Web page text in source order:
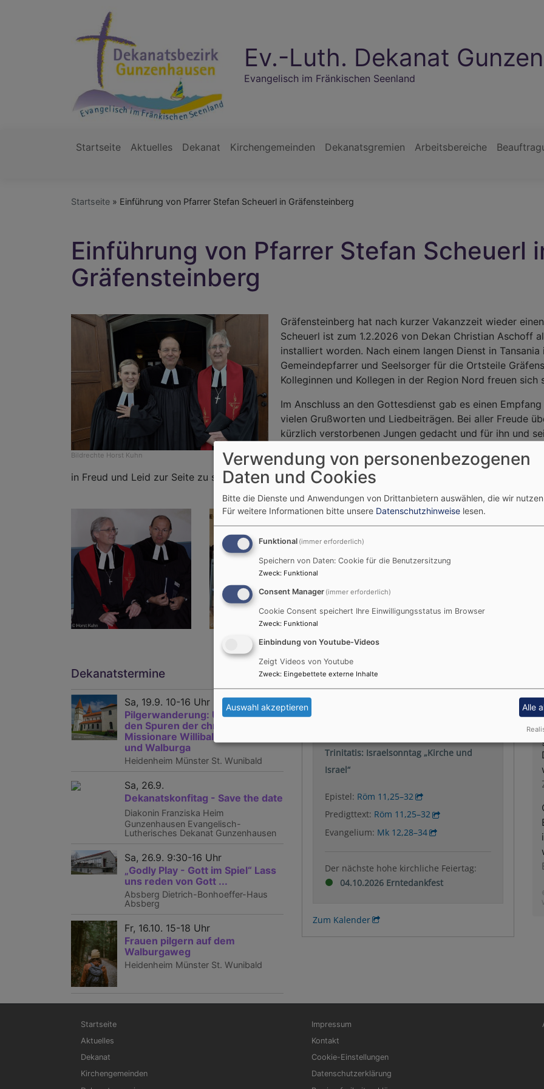
Ev.-Luth. Dekanat
Evangelisch im Fränkischen Seenland
Startseite Aktuelles Dekanat Kirchengemeinden Dekanatsgremien Arbeitsbereiche
Startseite Einführung von Pfarrer Stefan Scheuerl in Gräfensteinberg
Einführung von Pfarrer Stefan Scheuerl
Gräfensteinberg
Bildrechte Horst Kuhn
Gräfensteinberg hat nach kurzer Vakanzzeit wieder
Scheuerl ist zum 1.2.2026 von Dekan Christian Aschoff
installiert worden. Nach einem langen Dienst in
Gemeindepfarrer und Seelsorger für die Ortsteile
Kolleginnen und Kollegen in der Region Nord freuen sich
Im Anschluss an den Gottesdienst gab es einen
vielen Grußworten und Liedbeiträgen. Bei aller Freude
kürzlich verstorbenen Jungen gedacht und für ihn und
an diesem Tag eng beieinander, was deutlich machte,
zusammenstehen sollte und wie gut es ist, dass wieder
in Freud und Leid zur Seite zu stehen.
Dekanatstermine
Sa, 19.9. 10-16 Uhr
Pilgerwanderung: Unterwegs auf
den Spuren der christlichen
Missionare Willibald, Wunibald
und Walburga
Heidenheim Münster St. Wunibald
Sa, 26.9.
Dekanatskonfitag - Save the date
Diakonin Franziska Heim
Gunzenhausen Evangelisch-
Lutherisches Dekanat Gunzenhausen
Sa, 26.9. 9:30-16 Uhr
„Godly Play - Gott im Spiel“ Lass
uns reden von Gott ...
Absberg Dietrich-Bonhoeffer-Haus
Absberg
Fr, 16.10. 15-18 Uhr
Frauen pilgern auf dem
Walburgaweg
Heidenheim Münster St. Wunibald
Liturgischer Kalender
Trinitatis: Israelsonntag „Kirche und
Israel“
Epistel: Röm 11,25–32
Predigttext: Röm 11,25–32
Evangelium: Mk 12,28–34
Der nächste hohe kirchliche Feiertag:
04.10.2026 Erntedankfest
Zum Kalender
Hauptnavigation
Startseite
Aktuelles
Dekanat
Kirchengemeinden
Fußbereichsmenü
Impressum
Kontakt
Cookie-Einstellungen
Datenschutzerklärung
Verwendung von personenbezogenen
Daten und Cookies
Bitte die Dienste und Anwendungen von Drittanbietern auswählen, die wir
Für weitere Informationen bitte unsere Datenschutzhinweise lesen.
Funktional (immer erforderlich)
Speichern von Daten: Cookie für die Benutzersitzung
Zweck: Funktional
Consent Manager (immer erforderlich)
Cookie Consent speichert Ihre Einwilligungsstatus im Browser
Zweck: Funktional
Einbindung von Youtube-Videos
Zeigt Videos von Youtube
Zweck: Eingebettete externe Inhalte
Auswahl akzeptieren Alle